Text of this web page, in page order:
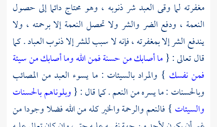
مغفرته لما وقى العبد شر ذنوبه ، وهو محتاج دائما إلى حصول
النعمة ، ودفع الضر والشر ولا تحصل النعمة إلا برحمته ، ولا
يندفع الشر إلا بمغفرته ، فإنه لا سبب للشر إلا ذنوب العباد . كما
قال تعالى : {ما أصابك من حسنة فمن الله وما أصابك من سيئة
فمن نفسك } والمراد بالسيئات : ما يسوء العبد من المصائب
وبالحسنات : ما يسره من النعم . كما قال : {وبلوناهم بالحسنات
والسيئات } فالنعم والرحمة والخير كله من الله فضلا وجودا من